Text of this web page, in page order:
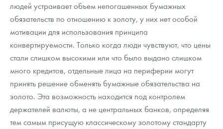
людей устраивает объем непогашенных бумажных
обязательств по отношению к золоту, у них нет особой
мотивации для использования принципа
конвертируемости. Только когда люди чувствуют, что цены
стали слишком высокими или что было выдано слишком
много кредитов, отдельные лица на периферии могут
принять решение обменять бумажные обязательства на
золото. Эта возможность находится под контролем
держателей валюты, а не центральных банков, определяя
тем самым присущую классическому золотому стандарту